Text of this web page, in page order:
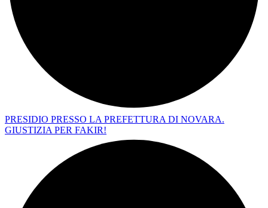
PRESIDIO PRESSO LA PREFETTURA DI NOVARA.
GIUSTIZIA PER FAKIR!